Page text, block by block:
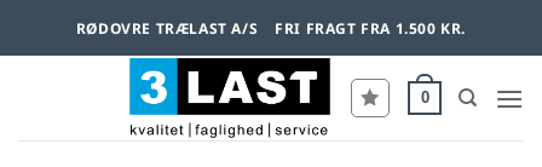
RØDOVRE TRÆLAST A/S FRI FRAGT FRA 1.500 KR.
0